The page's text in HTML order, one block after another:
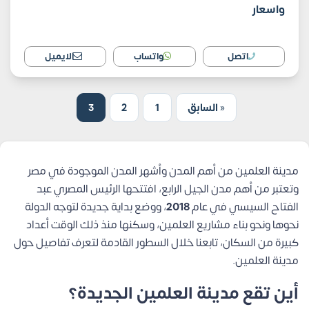
واسعار
اتصل واتساب الايميل
« السابق 1
2
3
مدينة العلمين من أهم المدن وأشهر المدن الموجودة في مصر
وتعتبر من أهم مدن الجيل الرابع، افتتحها الرئيس المصري عبد
الفتاح السيسي في عام2018، ووضع بداية جديدة لتوجه الدولة
نحوها ونحو بناء مشاريع العلمين، وسكنها منذ ذلك الوقت أعداد
كبيرة من السكان، تابعنا خلال السطور القادمة لتعرف تفاصيل حول
مدينة العلمين.
أين تقع مدينة العلمين الجديدة؟